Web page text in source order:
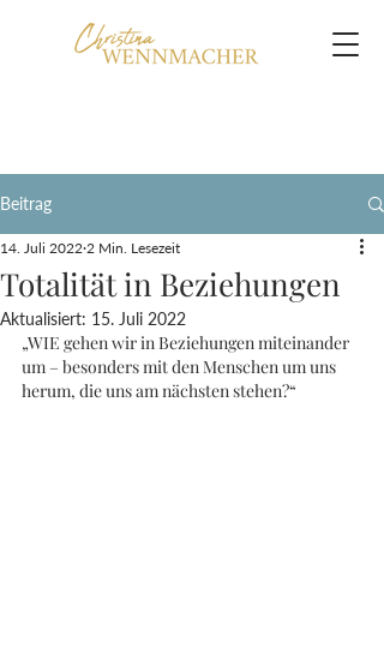
Beitrag
Totalität in Beziehungen
14. Juli 2022 2 Min. Lesezeit
Aktualisiert: 15. Juli 2022
„WIE gehen wir in Beziehungen miteinander
um – besonders mit den Menschen um uns
herum, die uns am nächsten stehen?“